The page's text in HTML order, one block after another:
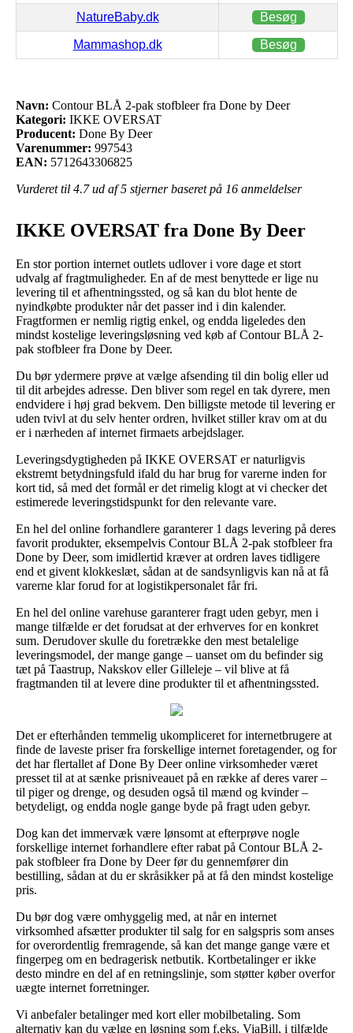
NatureBaby.dk Besøg
Mammashop.dk Besøg
Navn: Contour BLÅ 2-pak stofbleer fra Done by Deer
Kategori: IKKE OVERSAT
Producent: Done By Deer
Varenummer: 997543
EAN: 5712643306825
Vurderet til 4.7ud af 5 stjerner baseret på 16 anmeldelser
IKKE OVERSAT fra Done By Deer
En stor portion internet outlets udlover i vore dage et stort
udvalg af fragtmuligheder. En af de mest benyttede er lige nu
levering til et afhentningssted, og så kan du blot hente de
nyindkøbte produkter når det passer ind i din kalender.
Fragtformen er nemlig rigtig enkel, og endda ligeledes den
mindst kostelige leveringsløsning ved køb af Contour BLÅ 2-
pak stofbleer fra Done by Deer.
Du bør ydermere prøve at vælge afsending til din bolig eller ud
til dit arbejdes adresse. Den bliver som regel en tak dyrere, men
endvidere i høj grad bekvem. Den billigste metode til levering er
uden tvivl at du selv henter ordren, hvilket stiller krav om at du
er i nærheden af internet firmaets arbejdslager.
Leveringsdygtigheden på IKKE OVERSAT er naturligvis
ekstremt betydningsfuld ifald du har brug for varerne inden for
kort tid, så med det formål er det rimelig klogt at vi checker det
estimerede leveringstidspunkt for den relevante vare.
En hel del online forhandlere garanterer 1 dags levering på deres
favorit produkter, eksempelvis Contour BLÅ 2-pak stofbleer fra
Done by Deer, som imidlertid kræver at ordren laves tidligere
end et givent klokkeslæt, sådan at de sandsynligvis kan nå at få
varerne klar forud for at logistikpersonalet får fri.
En hel del online varehuse garanterer fragt uden gebyr, men i
mange tilfælde er det forudsat at der erhverves for en konkret
sum. Derudover skulle du foretrække den mest betalelige
leveringsmodel, der mange gange – uanset om du befinder sig
tæt på Taastrup, Nakskov eller Gilleleje – vil blive at få
fragtmanden til at levere dine produkter til et afhentningssted.
Det er efterhånden temmelig ukompliceret for internetbrugere at
finde de laveste priser fra forskellige internet foretagender, og for
det har flertallet af Done By Deer online virksomheder været
presset til at at sænke prisniveauet på en række af deres varer –
til piger og drenge, og desuden også til mænd og kvinder –
betydeligt, og endda nogle gange byde på fragt uden gebyr.
Dog kan det immervæk være lønsomt at efterprøve nogle
forskellige internet forhandlere efter rabat på Contour BLÅ 2-
pak stofbleer fra Done by Deer før du gennemfører din
bestilling, sådan at du er skråsikker på at få den mindst kostelige
pris.
Du bør dog være omhyggelig med, at når en internet
virksomhed afsætter produkter til salg for en salgspris som anses
for overordentlig fremragende, så kan det mange gange være et
fingerpeg om en bedragerisk netbutik. Kortbetalinger er ikke
desto mindre en del af en retningslinje, som støtter køber overfor
uægte internet forretninger.
Vi anbefaler betalinger med kort eller mobilbetaling. Som
alternativ kan du vælge en løsning som f.eks. ViaBill, i tilfælde